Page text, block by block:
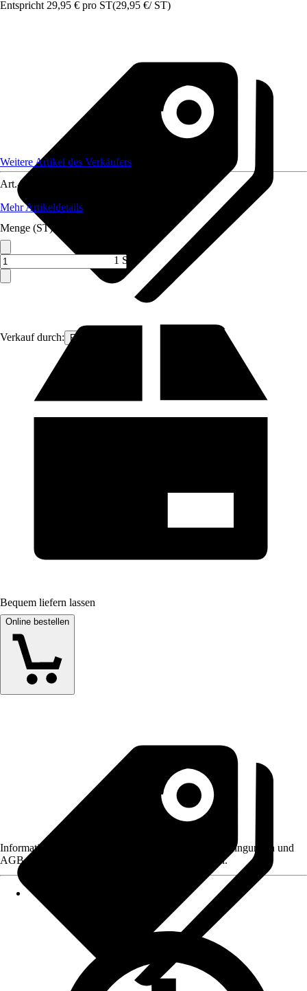
Entspricht 29,95 € pro ST(29,95 €/ ST)
Verkauf durch: Fresh-Pool
Weitere Artikel des Verkäufers
Art.-Nr.
Mehr Artikeldetails
Menge (ST)
1 ST
Bequem liefern lassen
Online bestellen
Informationen des Verkäufers, wie z. B. Rückgabebedingungen und
AGB, finden Sie bei Klick auf den Verkäufernamen.